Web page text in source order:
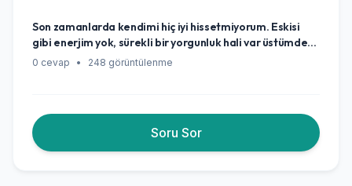
altta yatan başka bir sağlık problemi olabilir mi? Yoksa
gerçekten hepsi sadece yoğun tempodan mı?
Son zamanlarda kendimi hiç iyi hissetmiyorum. Eskisi
gibi enerjim yok, sürekli bir yorgunluk hali var üstümde
ve hiçbir şeye hevesim kalmadı. Eskiden severek
0 cevap • 248 görüntülenme
Soru Sor